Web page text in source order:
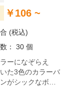
￥106 ~
(税込)
： 30 個
ーになぞらえ
た3色のカラーバ
がシックなボー